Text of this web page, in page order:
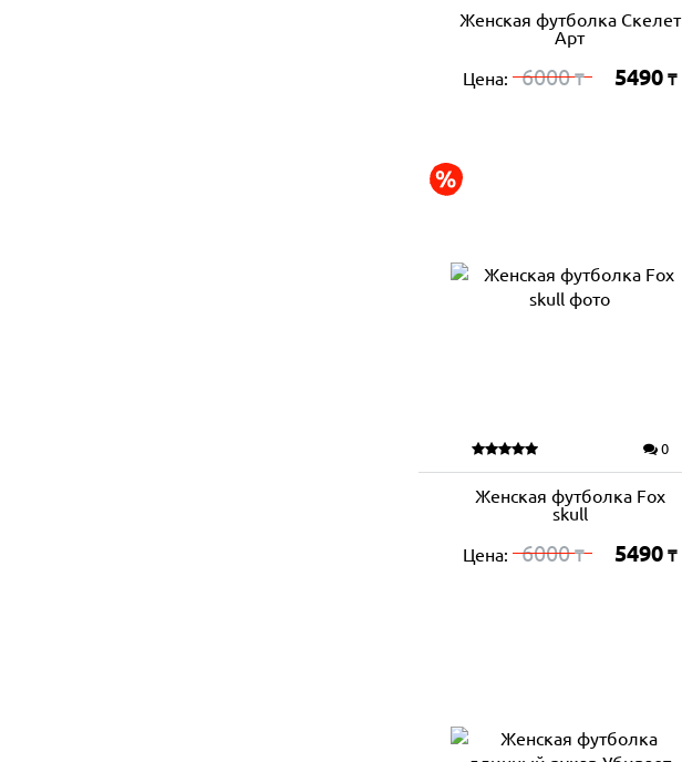
Женская футболка Скелет
Арт
Цена: 6000₸ 5490 ₸
0
Женская футболка Fox
skull
Цена: 6000₸ 5490 ₸